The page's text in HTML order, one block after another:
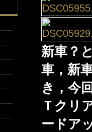
新車？
車，新
き，今
Ｔクリ
ードア